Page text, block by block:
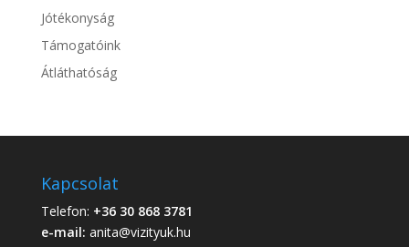
Jótékonyság
Támogatóink
Átláthatóság
Kapcsolat
Telefon: +36 30 868 3781
e-mail: anita@vizityuk.hu